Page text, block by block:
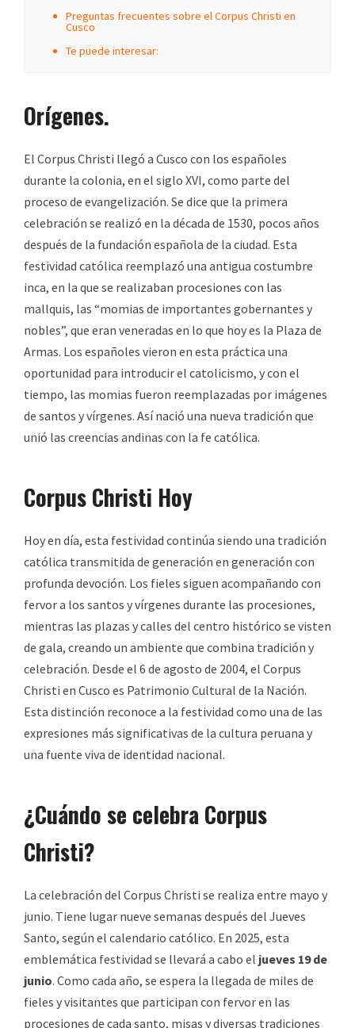
Preguntas frecuentes sobre el Corpus Christi en
Cusco
Te puede interesar:
Orígenes.
El Corpus Christi llegó a Cusco con los españoles
durante la colonia, en el siglo XVI, como parte del
proceso de evangelización. Se dice que la primera
celebración se realizó en la década de 1530, pocos años
después de la fundación española de la ciudad. Esta
festividad católica reemplazó una antigua costumbre
inca, en la que se realizaban procesiones con las
mallquis, las “momias de importantes gobernantes y
nobles”, que eran veneradas en lo que hoy es la Plaza de
Armas. Los españoles vieron en esta práctica una
oportunidad para introducir el catolicismo, y con el
tiempo, las momias fueron reemplazadas por imágenes
de santos y vírgenes. Así nació una nueva tradición que
unió las creencias andinas con la fe católica.
Corpus Christi Hoy
Hoy en día, esta festividad continúa siendo una tradición
católica transmitida de generación en generación con
profunda devoción. Los fieles siguen acompañando con
fervor a los santos y vírgenes durante las procesiones,
mientras las plazas y calles del centro histórico se visten
de gala, creando un ambiente que combina tradición y
celebración. Desde el 6 de agosto de 2004, el Corpus
Christi en Cusco es Patrimonio Cultural de la Nación.
Esta distinción reconoce a la festividad como una de las
expresiones más significativas de la cultura peruana y
una fuente viva de identidad nacional.
¿Cuándo se celebra Corpus
Christi?
La celebración del Corpus Christi se realiza entre mayo y
junio. Tiene lugar nueve semanas después del Jueves
Santo, según el calendario católico. En 2025, esta
emblemática festividad se llevará a cabo el jueves 19 de
junio. Como cada año, se espera la llegada de miles de
fieles y visitantes que participan con fervor en las
procesiones de cada santo, misas y diversas tradiciones